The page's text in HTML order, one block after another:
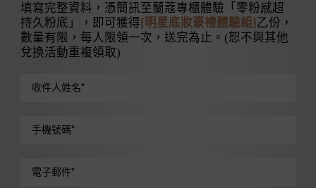
填寫完整資料，憑簡訊至蘭蔻專櫃體驗「零粉感超
持久粉底」，即可獲得[明星底妝豪禮體驗組]乙份，
數量有限，每人限領一次，送完為止。(恕不與其他
兌換活動重複領取)
收件人姓名*
手機號碼*
電子郵件*